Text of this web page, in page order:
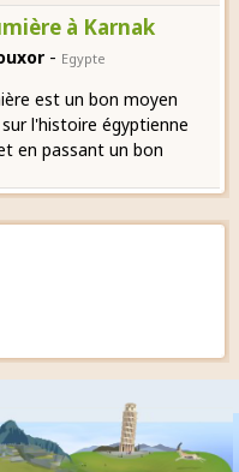
à Karnak
- Egypte
est un bon moyen
l'histoire égyptienne
en passant un bon